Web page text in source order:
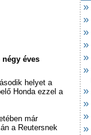
éves
helyet a
Honda ezzel a
már
a Reutersnek
»
»
»
»
»
»
»
»
»
»